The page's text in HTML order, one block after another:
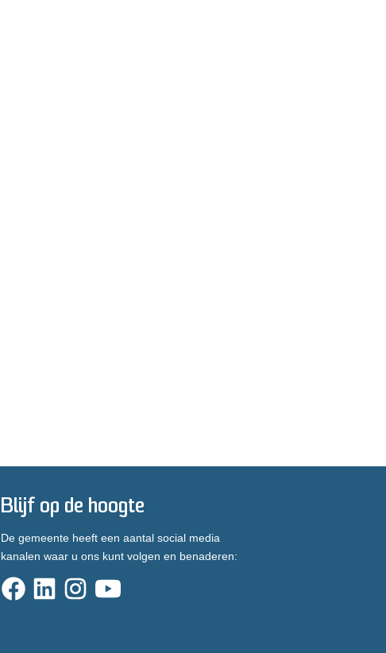
Blijf op de hoogte
De gemeente heeft een aantal social media
kanalen waar u ons kunt volgen en benaderen: